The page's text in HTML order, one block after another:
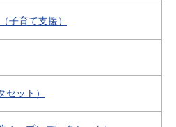
子育て支援）
ット）